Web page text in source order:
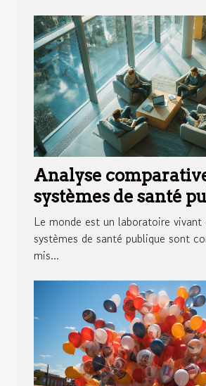
Analyse
systèmes de santé
modèles réussis à
monde
Le monde est un laboratoire
systèmes de santé publique sont
mis...